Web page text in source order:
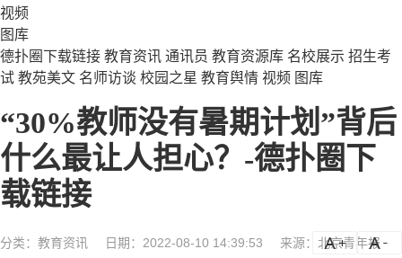
视频
图库
德扑圈下载链接 教育资讯 通讯员 教育资源库 名校展示 招生考
试 教苑美文 名师访谈 校园之星 教育舆情 视频 图库
“30%教师没有暑期计划”背后
什么最让人担心？-德扑圈下
载链接
分类： 教育资讯 日期：2022-08-10 14:39:53
来源：北京青年报
a